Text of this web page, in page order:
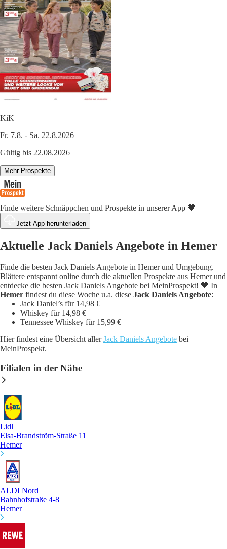
KiK
Fr. 7.8. - Sa. 22.8.2026
Gültig bis 22.08.2026
Mehr Prospekte
Finde weitere Schnäppchen und Prospekte in unserer App 🧡
Jetzt App herunterladen
Aktuelle Jack Daniels Angebote in Hemer
Finde die besten Jack Daniels Angebote in Hemer und Umgebung.
Blättere entspannt online durch die aktuellen Prospekte aus Hemer und
entdecke die besten Jack Daniels Angebote bei MeinProspekt! 🧡 In
Hemer findest du diese Woche u.a. diese Jack Daniels Angebote:
Jack Daniel’s für 14,98 €
Whiskey für 14,98 €
Tennessee Whiskey für 15,99 €
Hier findest eine Übersicht allerJack Daniels Angebote bei
MeinProspekt.
Filialen in der Nähe
Lidl
Elsa-Brandström-Straße 11
Hemer
ALDI Nord
Bahnhofstraße 4-8
Hemer